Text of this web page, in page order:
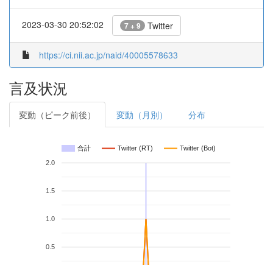
2023-03-30 20:52:02 7 + 9 Twitter
https://ci.nii.ac.jp/naid/40005578633
言及状況
変動（ピーク前後） 変動（月別） 分布
合計 Twitter (RT) Twitter (Bot)
0.5
1.0
1.5
2.0